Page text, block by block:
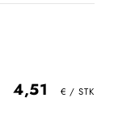
4,51